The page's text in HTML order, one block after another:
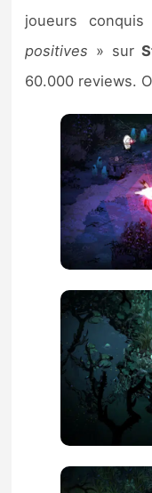
joueurs
positives » sur
60.000 reviews.